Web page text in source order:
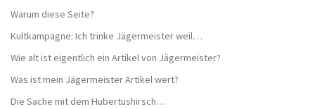
Warum diese Seite?
Kultkampagne: Ich trinke Jägermeister weil…
Wie alt ist eigentlich ein Artikel von Jägermeister?
Was ist mein Jägermeister Artikel wert?
Die Sache mit dem Hubertushirsch…